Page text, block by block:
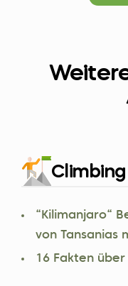
Climbing
“Kilimanjaro“
von Tansanias
16 Fakten